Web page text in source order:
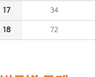
17 34
18 72